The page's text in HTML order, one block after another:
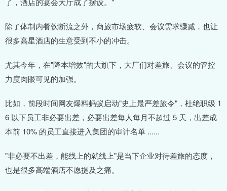
除了体制内餐饮断流之外，商旅市场疲软、会议需求骤减，也让
很多高星酒店的生意受到不小的冲击。
尤其今年，在"降本增效"的大旗下，大厂们对差旅、会议的管控
力度肉眼可见的加强。
比如，前段时间网友爆料蚂蚁启动"史上最严差旅令"，杜绝职级 1
6 以下员工非必要出差，必要出差每人每月不超过 5 天，出差成
本前 10% 的员工直接进入集团的审计名单 ......
"非必要不出差，能线上的就线上"是当下企业对待差旅的态度，
也是很多高端酒店不愿提及之痛。